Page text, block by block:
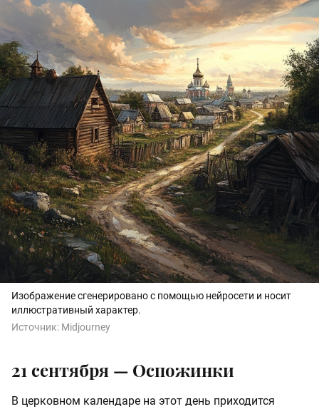
Изображение сгенерировано с помощью нейросети и носит
иллюстративный характер.
Источник: Midjourney
21 сентября — Оспожинки
В церковном календаре на этот день приходится